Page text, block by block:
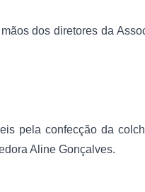
dos diretores da
pela confecção da
Aline Gonçalves.